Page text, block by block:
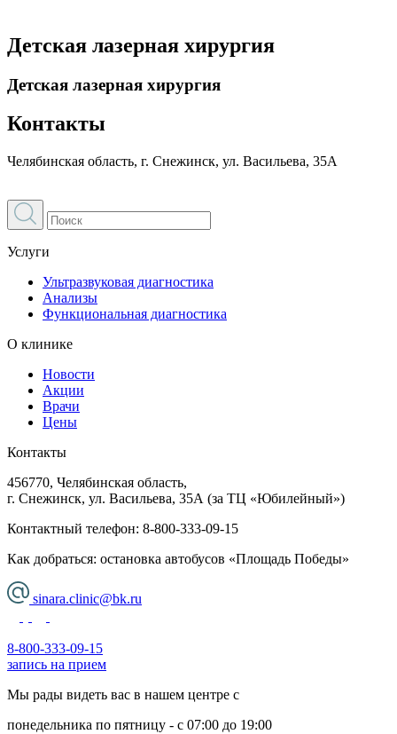
Детская лазерная хирургия
Детская лазерная хирургия
Контакты
Челябинская область, г. Снежинск, ул. Васильева, 35А
Услуги
Ультразвуковая диагностика
Анализы
Функциональная диагностика
О клинике
Новости
Акции
Врачи
Цены
Контакты
456770, Челябинская область,
г. Снежинск, ул. Васильева, 35А (за ТЦ «Юбилейный»)
Контактный телефон: 8-800-333-09-15
Как добраться: остановка автобусов «Площадь Победы»
sinara.clinic@bk.ru
8-800-333-09-15
запись на прием
Мы рады видеть вас в нашем центре с
понедельника по пятницу - с 07:00 до 19:00